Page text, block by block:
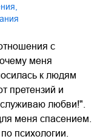
с
меня
к людям
претензий и
любви!".
меня спасением.
психологии.